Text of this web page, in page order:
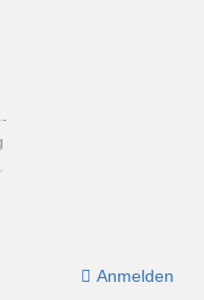
Anmelden